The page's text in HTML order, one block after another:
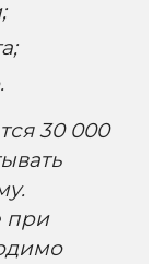
30 000
при